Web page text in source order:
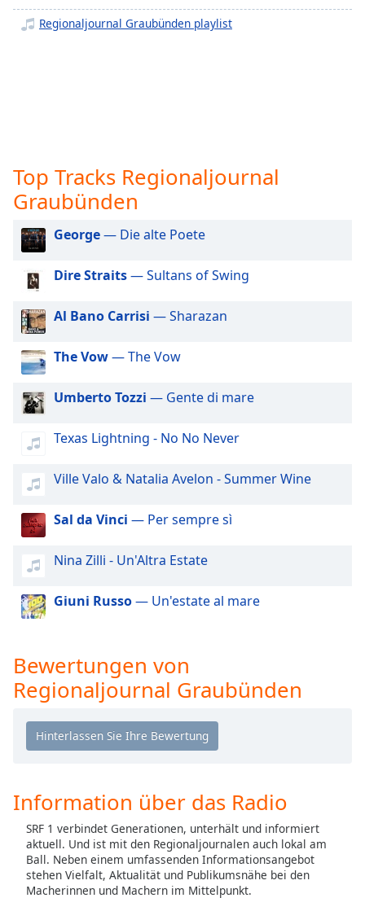
in-
Picture
Beginning
dialog
window.
Escape
cancel
close
window.
Color
Opacity
Background
Color
Background
Color
Opacity
Size
Edge
Style
Regionaljournal Graubünden playlist
Top Tracks Regionaljournal
Graubünden
George— Die alte Poete
Dire Straits— Sultans of Swing
Al Bano Carrisi — Sharazan
The Vow— The Vow
Umberto Tozzi — Gente di mare
Texas Lightning - No No Never
Ville Valo & Natalia Avelon - Summer Wine
Sal da Vinci — Per sempre sì
Nina Zilli - Un'Altra Estate
Giuni Russo— Un'estate al mare
Bewertungen von
Regionaljournal Graubünden
Information über das Radio
SRF 1 verbindet Generationen, unterhält und informiert
aktuell. Und ist mit den Regionaljournalen auch lokal am
Ball. Neben einem umfassenden Informationsangebot
stehen Vielfalt, Aktualität und Publikumsnähe bei den
Macherinnen und Machern im Mittelpunkt.